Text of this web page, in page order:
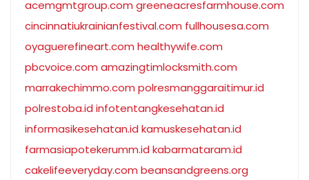
acemgmtgroup.com greeneacresfarmhouse.com
cincinnatiukrainianfestival.com fullhousesa.com
oyaguerefineart.com healthywife.com
pbcvoice.com amazingtimlocksmith.com
marrakechimmo.com polresmanggaraitimur.id
polrestoba.id infotentangkesehatan.id
informasikesehatan.id kamuskesehatan.id
farmasiapotekerumm.id kabarmataram.id
cakelifeeveryday.com beansandgreens.org